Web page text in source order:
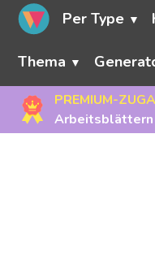
Per Type
Thema
PREMIUM-
Arbeitsblättern